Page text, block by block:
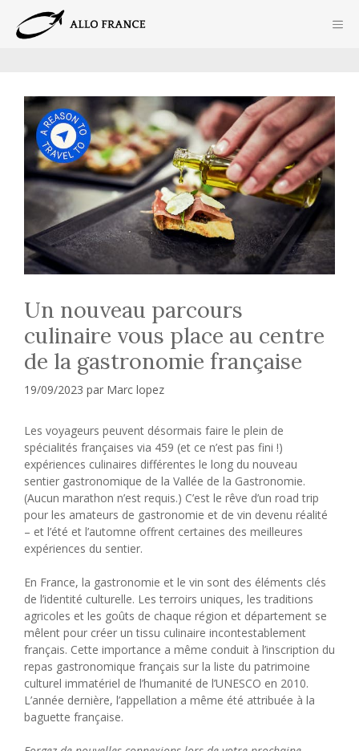
contenu
Un nouveau parcours
culinaire vous place au centre
de la gastronomie française
19/09/2023 par Marc lopez
Les voyageurs peuvent désormais faire le plein de
spécialités françaises via 459 (et ce n’est pas fini !)
expériences culinaires différentes le long du nouveau
sentier gastronomique de la Vallée de la Gastronomie.
(Aucun marathon n’est requis.) C’est le rêve d’un road trip
pour les amateurs de gastronomie et de vin devenu réalité
– et l’été et l’automne offrent certaines des meilleures
expériences du sentier.
En France, la gastronomie et le vin sont des éléments clés
de l’identité culturelle. Les terroirs uniques, les traditions
agricoles et les goûts de chaque région et département se
mêlent pour créer un tissu culinaire incontestablement
français. Cette importance a même conduit à l’inscription du
repas gastronomique français sur la liste du patrimoine
culturel immatériel de l’humanité de l’UNESCO en 2010.
L’année dernière, l’appellation a même été attribuée à la
baguette française.